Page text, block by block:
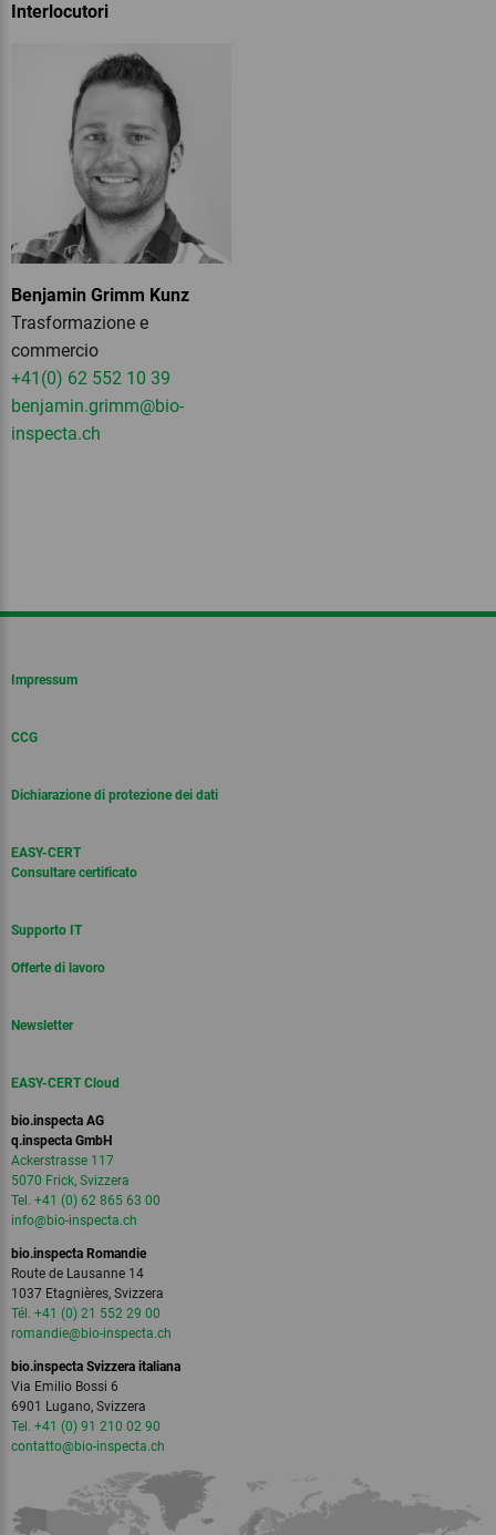
Interlocutori
Benjamin Grimm Kunz
Trasformazione e
commercio
+41(0) 62 552 10 39
benjamin.grimm@bio-
inspecta.ch
Impressum
CCG
Dichiarazione di protezione dei dati
EASY-CERT
Consultare certificato
Supporto IT
Offerte di lavoro
Newsletter
EASY-CERT Cloud
bio.inspecta AG
q.inspecta GmbH
Ackerstrasse 117
5070 Frick, Svizzera
Tel. +41 (0) 62 865 63 00
info@bio-inspecta.ch
bio.inspecta Romandie
Route de Lausanne 14
1037 Etagnières, Svizzera
Tél. +41 (0) 21 552 29 00
romandie@bio-inspecta.ch
bio.inspecta Svizzera italiana
Via Emilio Bossi 6
6901 Lugano, Svizzera
Tel. +41 (0) 91 210 02 90
contatto@bio-inspecta.ch